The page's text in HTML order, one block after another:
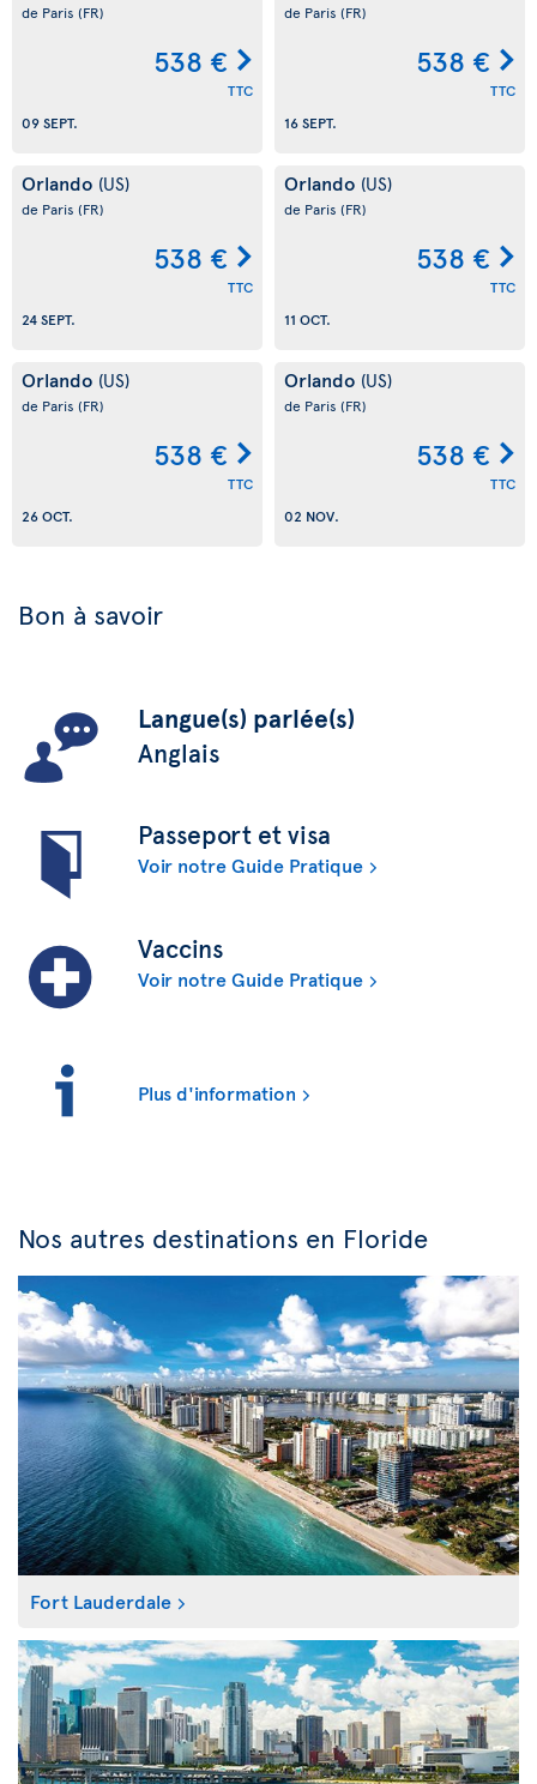
de Paris (FR)
538 €
TTC
09 SEPT.
de Paris (FR)
538 €
TTC
16 SEPT.
Orlando (US)
de Paris (FR)
538 €
TTC
24 SEPT.
Orlando (US)
de Paris (FR)
538 €
TTC
11 OCT.
Orlando (US)
de Paris (FR)
538 €
TTC
26 OCT.
Orlando (US)
de Paris (FR)
538 €
TTC
02 NOV.
Bon à savoir
Langue(s) parlée(s)
Anglais
Passeport et visa
Voir notre Guide Pratique
Vaccins
Voir notre Guide Pratique
Plus d'information
Nos autres destinations en Floride
Fort Lauderdale